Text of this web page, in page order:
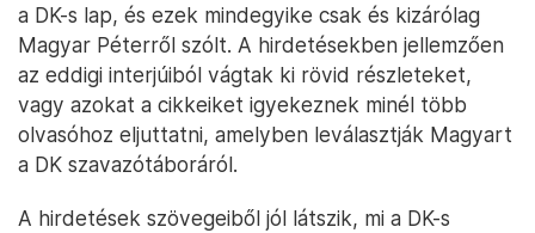
a DK-s lap, és ezek mindegyike csak és kizárólag
Magyar Péterről szólt. A hirdetésekben jellemzően
az eddigi interjúiból vágtak ki rövid részleteket,
vagy azokat a cikkeiket igyekeznek minél több
olvasóhoz eljuttatni, amelyben leválasztják Magyart
a DK szavazótáboráról.
A hirdetések szövegeiből jól látszik, mi a DK-s